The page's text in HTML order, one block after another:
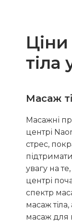
Цiни
тіла
Масаж
Масажні
центрі
стрес,
увагу на
центрі
спектр
масаж
масаж для